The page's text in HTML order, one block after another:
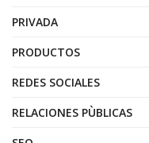
PRIVADA
PRODUCTOS
REDES SOCIALES
RELACIONES PÙBLICAS